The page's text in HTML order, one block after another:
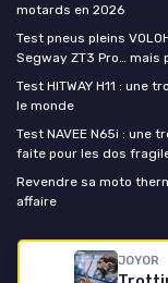
JOYOR
motards en 2026
Test pneus pleins
Segway ZT3 Pro… mais
Test HITWAY H11 :
le monde
Test NAVEE N65i :
faite pour les dos
Revendre sa moto
affaire
Moto-